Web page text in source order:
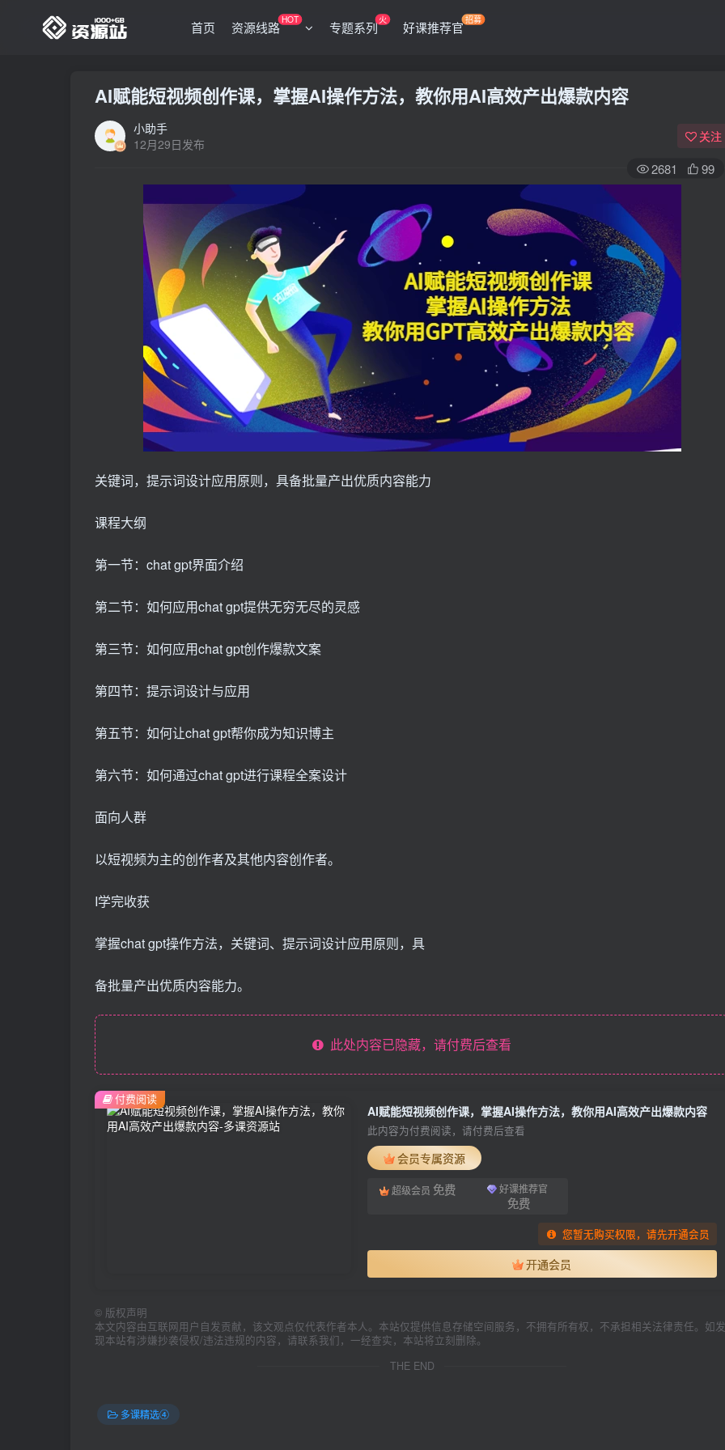
首页 资源线路HOT 专题系列火 好课推荐官招募
AI赋能短视频创作课，掌握AI操作方法，教你用AI高效产出爆款内容
小助手
12月29日发布
关注
2681 99
关键词，提示词设计应用原则，具备批量产出优质内容能力
课程大纲
第一节：chat gpt界面介绍
第二节：如何应用chat gpt提供无穷无尽的灵感
第三节：如何应用chat gpt创作爆款文案
第四节：提示词设计与应用
第五节：如何让chat gpt帮你成为知识博主
第六节：如何通过chat gpt进行课程全案设计
面向人群
以短视频为主的创作者及其他内容创作者。
I学完收获
掌握chat gpt操作方法，关键词、提示词设计应用原则，具
备批量产出优质内容能力。
此处内容已隐藏，请付费后查看
AI赋能短视频创作课，掌握AI操作方法，教你用AI高效产出爆款内容
此内容为付费阅读，请付费后查看
会员专属资源
超级会员 免费 好课推荐官
免费
您暂无购买权限，请先开通会员
开通会员
付费阅读
© 版权声明
本文内容由互联网用户自发贡献，该文观点仅代表作者本人。本站仅提供信息存储空间服务，不拥有所有权，不承担相关法律责任。如发
现本站有涉嫌抄袭侵权/违法违规的内容，请联系我们，一经查实，本站将立刻删除。
THE END
多课精选④